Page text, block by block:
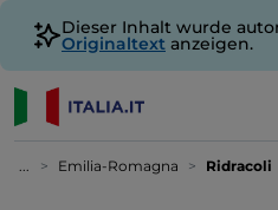
Dieser Inhalt wurde
Originaltext anzeigen.
... Emilia-Romagna Ridracoli